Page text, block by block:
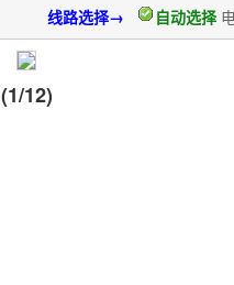
线路选择→ 自动选择
(1/12)